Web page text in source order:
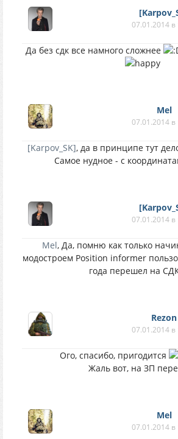
07.01.2014 в
Да без сдк все намного сложнее
Mel
07.01.2014 в
[Karpov_SK], да в принципе тут
Самое нудное - с
07.01.2014 в
Mel, Да, помню как только
модостроем Position informer
года перешел на
Rezon
07.01.2014 в
Ого, спасибо, пригодится
Жаль вот, на ЗП
Mel
07.01.2014 в